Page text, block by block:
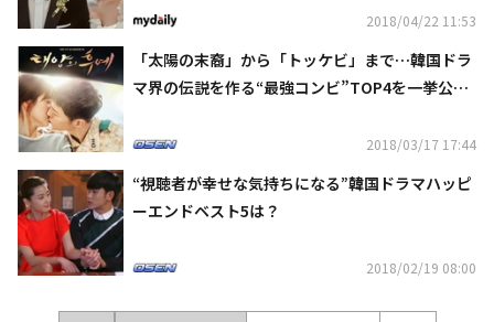
2018/04/22 11:53
「太陽の末裔」から「トッケビ」まで…韓国ドラ
マ界の伝説を作る“最強コンビ”TOP4を一挙公
2018/03/17 17:44
“視聴者が幸せな気持ちになる”韓国ドラマハッピ
ーエンドベスト5は？
2018/02/19 08:00